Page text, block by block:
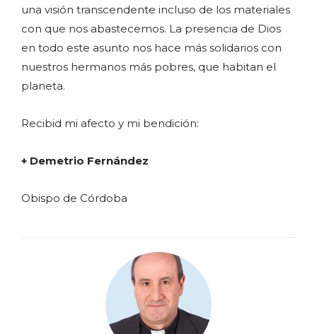
una visión transcendente incluso de los materiales
con que nos abastecemos. La presencia de Dios
en todo este asunto nos hace más solidarios con
nuestros hermanos más pobres, que habitan el
planeta.
Recibid mi afecto y mi bendición:
+ Demetrio Fernández
Obispo de Córdoba